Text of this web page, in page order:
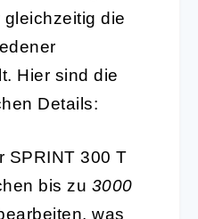
die
Hier sind die
Details:
SPRINT 300 T
bis zu 3000
was